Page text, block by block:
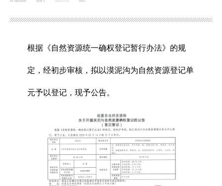
来源：临夏县自然资源局 浏览次数： 发布时间：
2026-05-14 10:30
根据《自然资源统一确权登记暂行办法》的规
定，经初步审核，拟以漠泥沟为自然资源登记单
元予以登记，现予公告。